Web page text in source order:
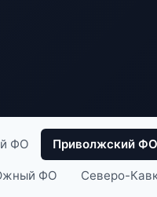
ФО Приволжский ФО
ФО Северо-